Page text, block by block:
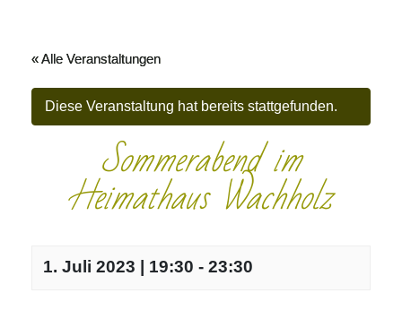
« Alle Veranstaltungen
Diese Veranstaltung hat bereits stattgefunden.
Sommerabend im
Heimathaus Wachholz
1. Juli 2023 | 19:30 - 23:30